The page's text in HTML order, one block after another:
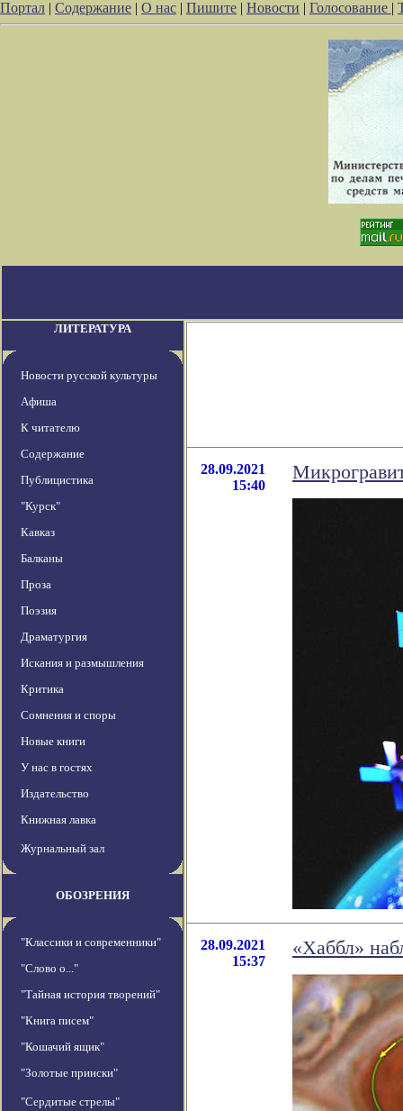
Портал | Содержание | О нас | Пишите | Новости | Голосование |
ЛИТЕРАТУРА
Новости русской культуры
Афиша
К читателю
Содержание
Публицистика
"Курск"
Кавказ
Балканы
Проза
Поэзия
Драматургия
Искания и размышления
Критика
Сомнения и споры
Новые книги
У нас в гостях
Издательство
Книжная лавка
Журнальный зал
ОБОЗРЕНИЯ
"Классики и современники"
"Слово о..."
"Тайная история творений"
"Книга писем"
"Кошачий ящик"
"Золотые прииски"
"Сердитые стрелы"
28.09.2021
15:40
28.09.2021
15:37
«Хаббл»